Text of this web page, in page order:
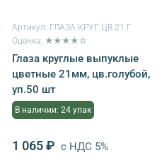
Артикул: ГЛАЗА.КРУГ.ЦВ.21.Г
Оценка: ★★★★☆
Глаза круглые выпуклые
цветные 21мм, цв.голубой,
уп.50 шт
В наличии: 24 упак
1 065 ₽ с НДС 5%